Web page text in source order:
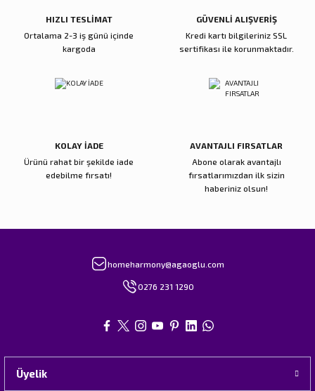
HIZLI TESLİMAT
Ortalama 2-3 iş günü içinde
kargoda
GÜVENLİ ALIŞVERİŞ
Kredi kartı bilgileriniz SSL
sertifikası ile korunmaktadır.
KOLAY İADE
Ürünü rahat bir şekilde iade
edebilme fırsatı!
AVANTAJLI FIRSATLAR
Abone olarak avantajlı
fırsatlarımızdan ilk sizin
haberiniz olsun!
homeharmony@agaoglu.com
0276 231 1290
Üyelik